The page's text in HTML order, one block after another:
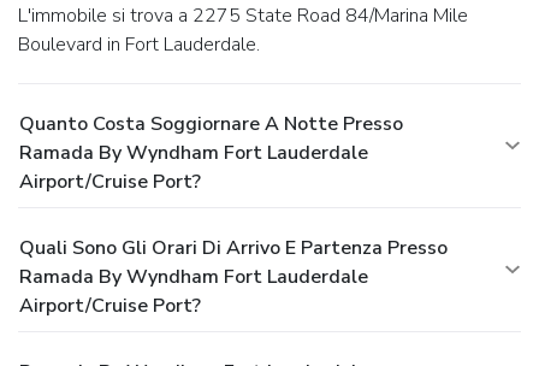
L'immobile si trova a 2275 State Road 84/Marina Mile
Boulevard in Fort Lauderdale.
Quanto Costa Soggiornare A Notte Presso
Ramada By Wyndham Fort Lauderdale
Airport/Cruise Port?
Quali Sono Gli Orari Di Arrivo E Partenza Presso
Ramada By Wyndham Fort Lauderdale
Airport/Cruise Port?